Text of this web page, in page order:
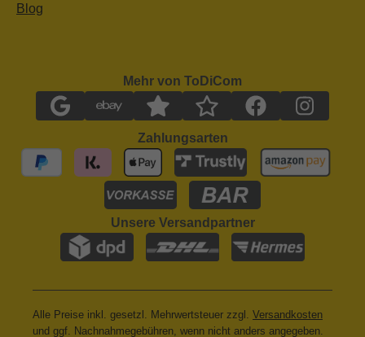
Blog
Mehr von ToDiCom
Zahlungsarten
Unsere Versandpartner
Alle Preise inkl. gesetzl. Mehrwertsteuer zzgl. Versandkosten
und ggf. Nachnahmegebühren, wenn nicht anders angegeben.